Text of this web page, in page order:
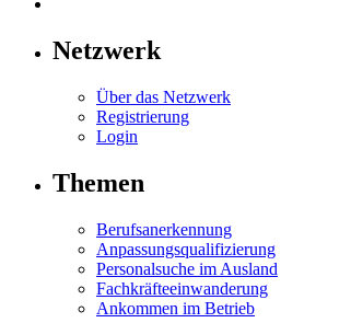
Netzwerk
Über das Netzwerk
Registrierung
Login
Themen
Berufsanerkennung
Anpassungsqualifizierung
Personalsuche im Ausland
Fachkräfteeinwanderung
Ankommen im Betrieb